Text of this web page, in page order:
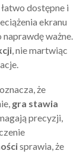
dostępne i
ekranu
ważne.
, nie martwiąc
że
gra stawia
precyzji,
sprawia, że